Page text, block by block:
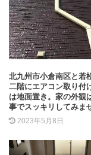
北九州市小倉南区と若
二階にエアコン取り付
は地面置き。家の外観
事でスッキリしてみま
2023年5月8日